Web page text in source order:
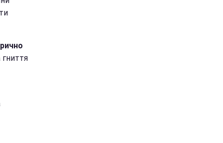
гниття